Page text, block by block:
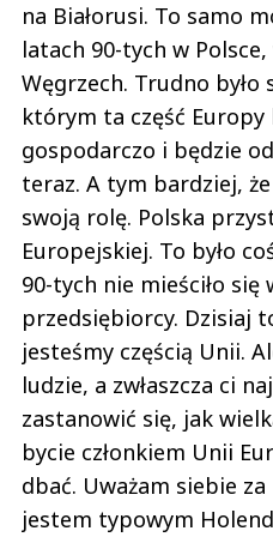
na Białorusi. To samo
latach 90-tych w
Węgrzech. Trudno
którym ta część
gospodarczo i będzie
teraz. A tym bardziej,
swoją rolę. Polska
Europejskiej. To było
90-tych nie mieściło się
przedsiębiorcy. Dzisiaj
jesteśmy częścią Unii.
ludzie, a zwłaszcza ci
zastanowić się, jak
bycie członkiem Unii
dbać. Uważam siebie
jestem typowym